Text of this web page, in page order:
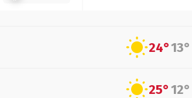
24°13°
25°12°